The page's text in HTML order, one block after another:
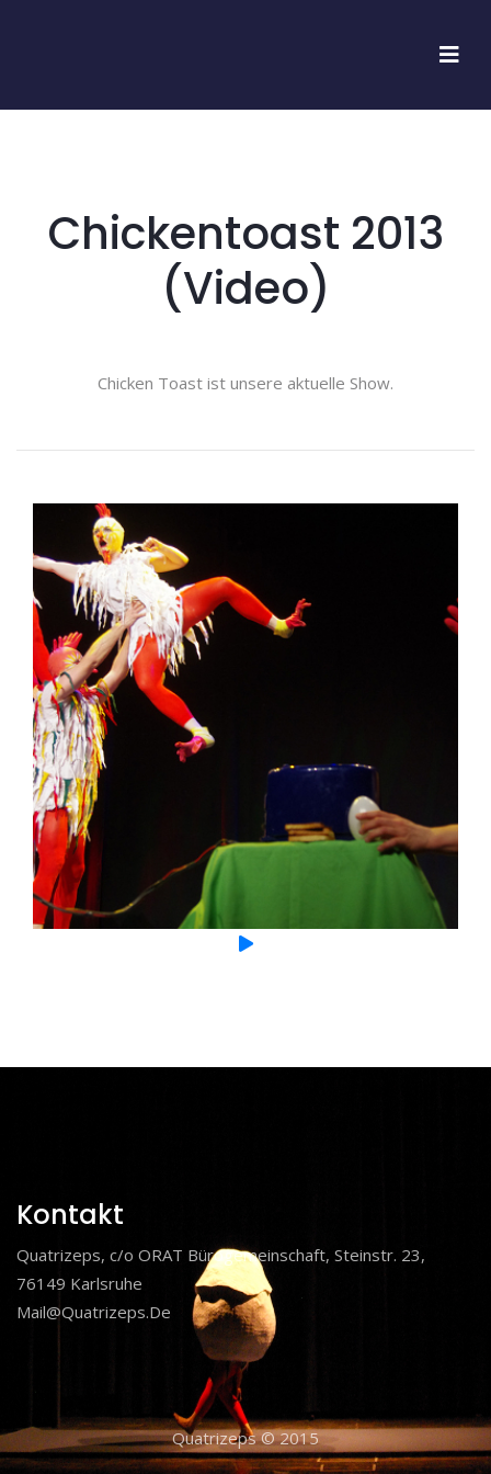
Chickentoast 2013
(Video)
Chicken Toast ist unsere aktuelle Show.
Kontakt
Quatrizeps, c/o ORAT Bürogemeinschaft, Steinstr. 23,
76149 Karlsruhe
Mail@quatrizeps.de
Quatrizeps © 2015